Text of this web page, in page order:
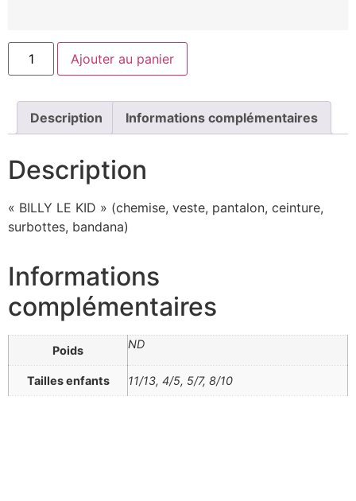
Ajouter au panier
Description Informations complémentaires
Description
« BILLY LE KID » (chemise, veste, pantalon, ceinture,
surbottes, bandana)
Informations
complémentaires
Poids ND
Tailles enfants 11/13, 4/5, 5/7, 8/10